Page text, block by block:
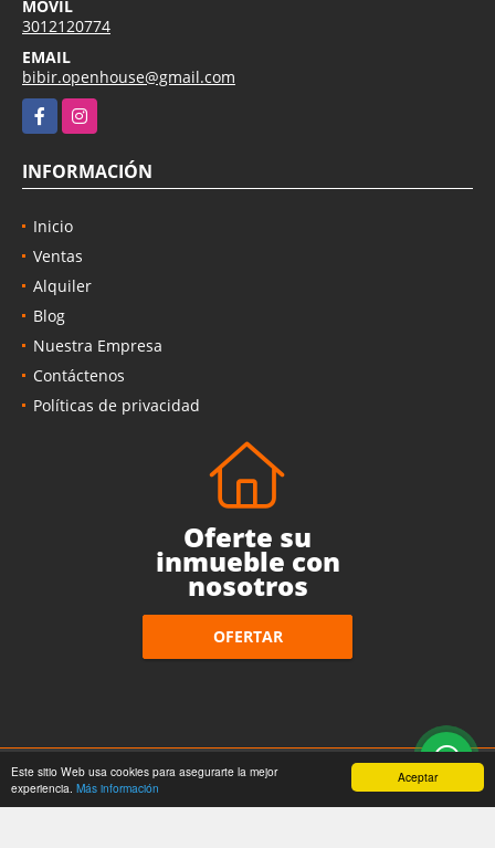
Aceptar
Este sitio Web usa cookies para asegurarte la mejor
experiencia. Más información
MÓVIL
3012120774
EMAIL
bibir.openhouse@gmail.com
FacebookInstagram
INFORMACIÓN
Inicio
Ventas
Alquiler
Blog
Nuestra Empresa
Contáctenos
Políticas de privacidad
Oferte su
inmueble con
nosotros
OFERTAR
Powered by:wasi.co